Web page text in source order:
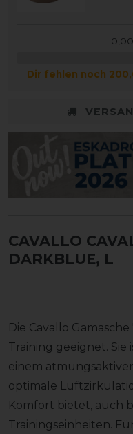
Dir fehlen noch
CAVALLO
DARKBLUE, L
Die Cavallo
Training geeignet. Sie
einem
optimale
Komfort bietet, auch
Trainingseinheiten.